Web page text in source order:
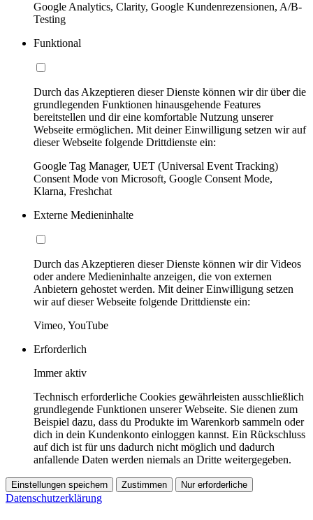
Google Analytics, Clarity, Google Kundenrezensionen, A/B-
Testing
Funktional
Durch das Akzeptieren dieser Dienste können wir dir über die
grundlegenden Funktionen hinausgehende Features
bereitstellen und dir eine komfortable Nutzung unserer
Webseite ermöglichen. Mit deiner Einwilligung setzen wir auf
dieser Webseite folgende Drittdienste ein:
Google Tag Manager, UET (Universal Event Tracking)
Consent Mode von Microsoft, Google Consent Mode,
Klarna, Freshchat
Externe Medieninhalte
Durch das Akzeptieren dieser Dienste können wir dir Videos
oder andere Medieninhalte anzeigen, die von externen
Anbietern gehostet werden. Mit deiner Einwilligung setzen
wir auf dieser Webseite folgende Drittdienste ein:
Vimeo, YouTube
Erforderlich
Immer aktiv
Technisch erforderliche Cookies gewährleisten ausschließlich
grundlegende Funktionen unserer Webseite. Sie dienen zum
Beispiel dazu, dass du Produkte im Warenkorb sammeln oder
dich in dein Kundenkonto einloggen kannst. Ein Rückschluss
auf dich ist für uns dadurch nicht möglich und dadurch
anfallende Daten werden niemals an Dritte weitergegeben.
Einstellungen speichern Zustimmen Nur erforderliche
Datenschutzerklärung